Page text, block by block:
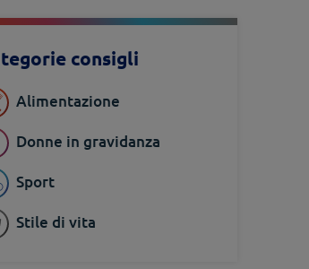
consigli
Alimentazione
Donne in gravidanza
Sport
Stile di vita